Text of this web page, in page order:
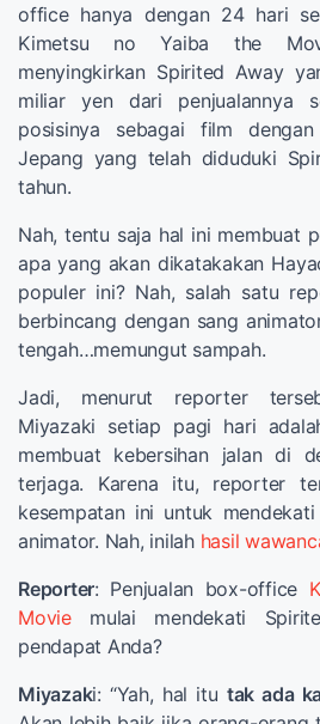
office hanya dengan 24 hari
Kimetsu no Yaiba the
menyingkirkan Spirited Away
miliar yen dari penjualannya
posisinya sebagai film
Jepang yang telah diduduki
tahun.
Nah, tentu saja hal ini membuat
apa yang akan dikatakakan
populer ini? Nah, salah satu
berbincang dengan sang
tengah…memungut sampah.
Jadi, menurut reporter
Miyazaki setiap pagi hari
membuat kebersihan jalan di
terjaga. Karena itu, reporter
kesempatan ini untuk
animator. Nah, inilah hasil
Reporter: Penjualan box-office
Moviemulai mendekati
pendapat Anda?
Miyazaki: “Yah, hal itu tak ada